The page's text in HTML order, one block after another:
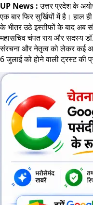
UP News :उत्तर प्रदेश के
एक बार फिर सुर्खियों में है। हाल
के भीतर उठे इस्तीफों के बाद अब
महासचिव चंपत राय और सदस्य
संरचना और नेतृत्व को लेकर कई
6 जुलाई को होने वाली ट्रस्ट की